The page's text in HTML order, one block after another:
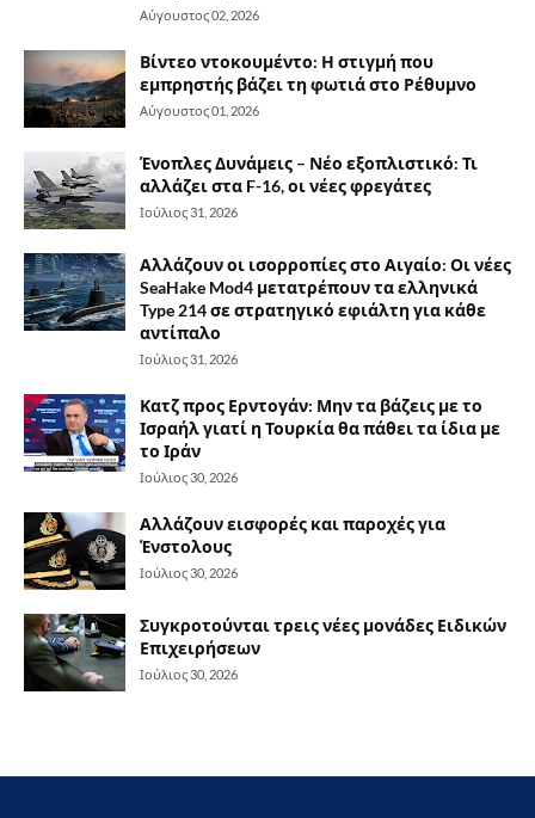
Αύγουστος 02, 2026
Βίντεο ντοκουμέντο: Η στιγμή που
εμπρηστής βάζει τη φωτιά στο Ρέθυμνο
Αύγουστος 01, 2026
Ένοπλες Δυνάμεις – Νέο εξοπλιστικό: Τι
αλλάζει στα F-16, οι νέες φρεγάτες
Ιούλιος 31, 2026
Αλλάζουν οι ισορροπίες στο Αιγαίο: Οι νέες
SeaHake Mod4 μετατρέπουν τα ελληνικά
Type 214 σε στρατηγικό εφιάλτη για κάθε
αντίπαλο
Ιούλιος 31, 2026
Κατζ προς Ερντογάν: Μην τα βάζεις με το
Ισραήλ γιατί η Τουρκία θα πάθει τα ίδια με
το Ιράν
Ιούλιος 30, 2026
Αλλάζουν εισφορές και παροχές για
Ένστολους
Ιούλιος 30, 2026
Συγκροτούνται τρεις νέες μονάδες Ειδικών
Επιχειρήσεων
Ιούλιος 30, 2026